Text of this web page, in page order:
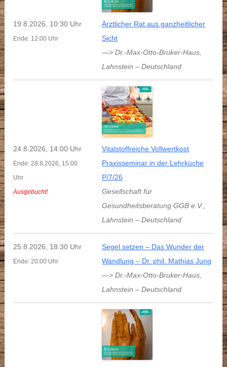
19.8.2026, 10:30 Uhr
Ende: 12:00 Uhr
Ärztlicher Rat aus ganzheitlicher
Sicht
—> Dr.-Max-Otto-Bruker-Haus,
Lahnstein –Deutschland
24.8.2026, 14:00 Uhr
Ende: 28.8.2026, 15:00
Uhr
Ausgebucht!
Vitalstoffreiche Vollwertkost
Praxisseminar in der Lehrküche
P/7/26
Gesellschaft für
Gesundheitsberatung GGB e.V.,
Lahnstein –Deutschland
25.8.2026, 18:30 Uhr
Ende: 20:00 Uhr
Segel setzen – Das Wunder der
Wandlung – Dr. phil. Mathias Jung
—> Dr.-Max-Otto-Bruker-Haus,
Lahnstein –Deutschland